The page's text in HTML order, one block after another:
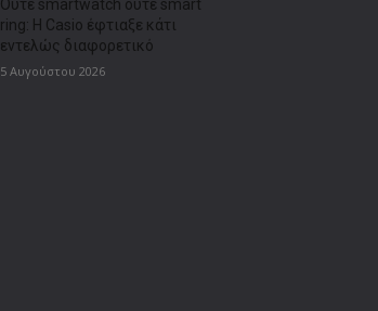
Ούτε smartwatch ούτε smart
ring: Η Casio έφτιαξε κάτι
εντελώς διαφορετικό
5 Αυγούστου 2026